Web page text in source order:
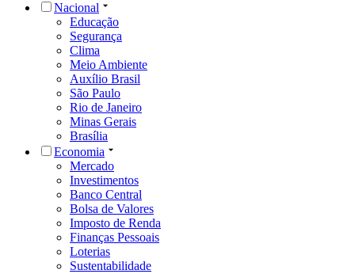
Nacional
Educação
Segurança
Clima
Meio Ambiente
Auxílio Brasil
São Paulo
Rio de Janeiro
Minas Gerais
Brasília
Economia
Mercado
Investimentos
Banco Central
Bolsa de Valores
Imposto de Renda
Finanças Pessoais
Loterias
Sustentabilidade